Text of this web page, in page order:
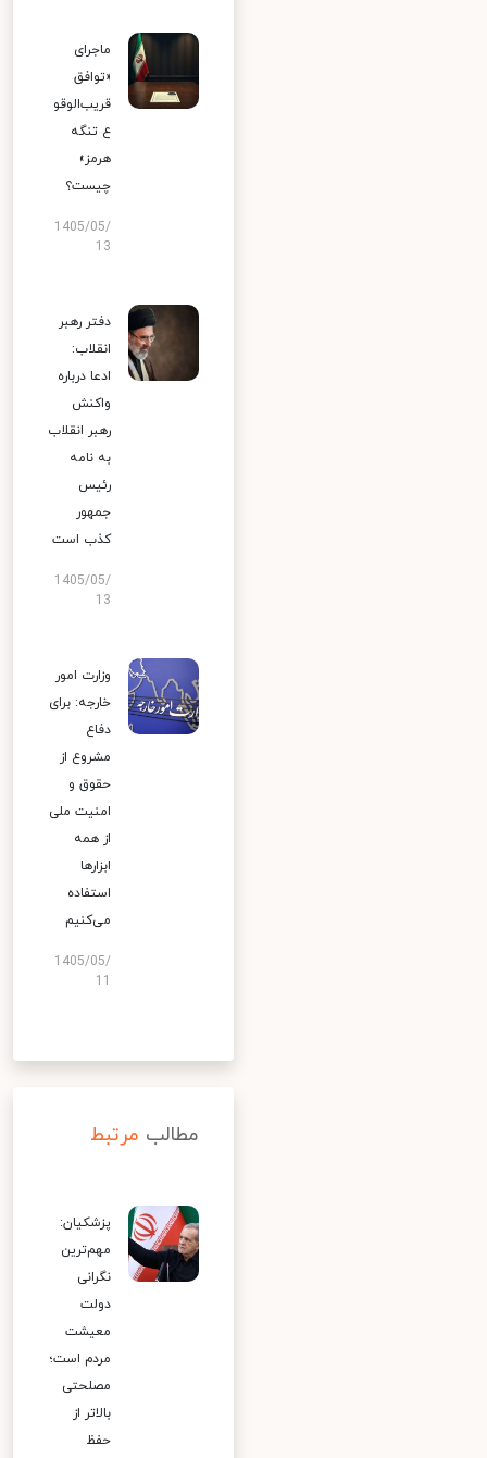
ماجرای
«توافق
قریب‌الوقو
ع تنگه
هرمز»
چیست؟
1405/05/
13
دفتر رهبر
انقلاب:
ادعا درباره
واکنش
رهبر انقلاب
به نامه
رئیس
جمهور
کذب است
1405/05/
13
وزارت امور
خارجه: برای
دفاع
مشروع از
حقوق و
امنیت ملی
از همه
ابزارها
استفاده
می‌کنیم
1405/05/
مطالب مرتبط
پزشکیان:
مهم‌ترین
نگرانی
دولت
معیشت
مردم است؛
مصلحتی
بالاتر از
حفظ